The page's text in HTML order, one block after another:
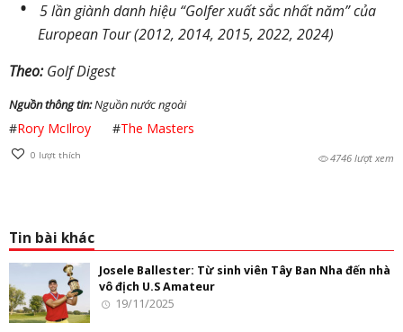
5 lần giành danh hiệu “Golfer xuất sắc nhất năm” của
European Tour (2012, 2014, 2015, 2022, 2024)
Theo:Golf Digest
Nguồn thông tin:Nguồn nước ngoài
#Rory McIlroy #The Masters
0 lượt thích 4746 lượt xem
Tin bài khác
Josele Ballester: Từ sinh viên Tây Ban Nha đến nhà
vô địch U.S Amateur
19/11/2025